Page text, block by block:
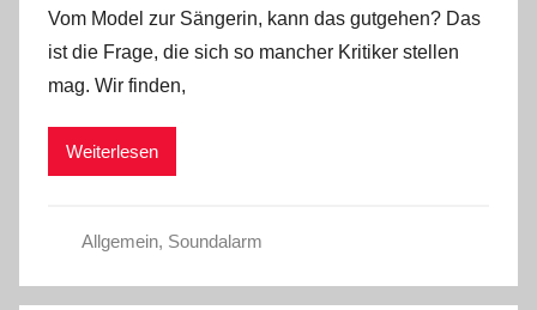
Vom Model zur Sängerin, kann das gutgehen? Das
ist die Frage, die sich so mancher Kritiker stellen
mag. Wir finden,
Weiterlesen
Allgemein, Soundalarm